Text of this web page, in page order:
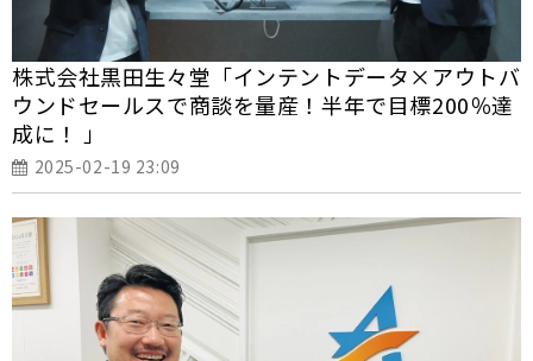
株式会社黒田生々堂「インテントデータ×アウトバ
ウンドセールスで商談を量産！半年で目標200％達
成に！ 」
2025-02-19 23:09